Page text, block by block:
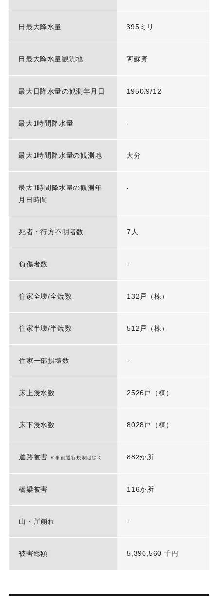
日最大降水量 395ミリ
日最大降水量観測地 阿蘇野
最大日降水量の観測年月日 1950/9/12
最大1時間降水量 -
最大1時間降水量の観測地 大分
最大1時間降水量の観測年
月日時間
-
死者・行方不明者数 7人
負傷者数 -
住家全壊/全焼数 132戸（棟）
住家半壊/半焼数 512戸（棟）
住家一部損壊数 -
床上浸水数 2526戸（棟）
床下浸水数 8028戸（棟）
道路被害 ※事前通行規制は除く 882か所
橋梁被害 116か所
山・崖崩れ -
被害総額 5,390,560 千円